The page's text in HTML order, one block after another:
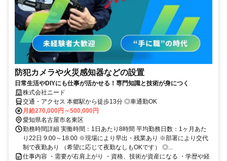
防犯カメラや火災感知器などの設置
日常生活やDIYにも仕事が活かせる！専門知識と技術が身につく
株式会社ニード
交通・アクセス 本郷駅から徒歩13分 ◎車通勤OK
月給270,000円～500,000円
愛知県名古屋市名東区
勤務時間詳細 実働時間：1日あたり8時間 平均勤務日数：1ヶ月あた
り22日 9:00～18:00 ※現場により早出・残業あり ※部署により交代
制で夜勤あり （希望に応じて夜勤なしもOKです） ◎...
仕事内容 ・需要が右肩上がり ・資格、技術が資産になる ・学歴や経